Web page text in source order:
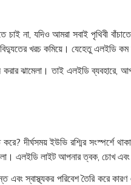
না, যদিও আমরা সবাই পৃথিবী
খরচ কমিয়ে। যেহেতু এলইডি
করার ঝামেলা। তাই এলইডি
করে? দীর্ঘসময় ইউভি রশ্মির
এলইডি লাইট আপনার ত্বক, চোখ
স্বাস্থ্যকর পরিবেশ তৈরি করে